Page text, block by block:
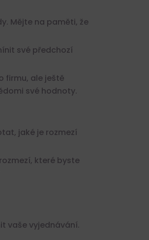
Mějte na paměti, že
své předchozí
firmu, ale ještě
své hodnoty.
jaké je rozmezí
které byste
vaše vyjednávání.